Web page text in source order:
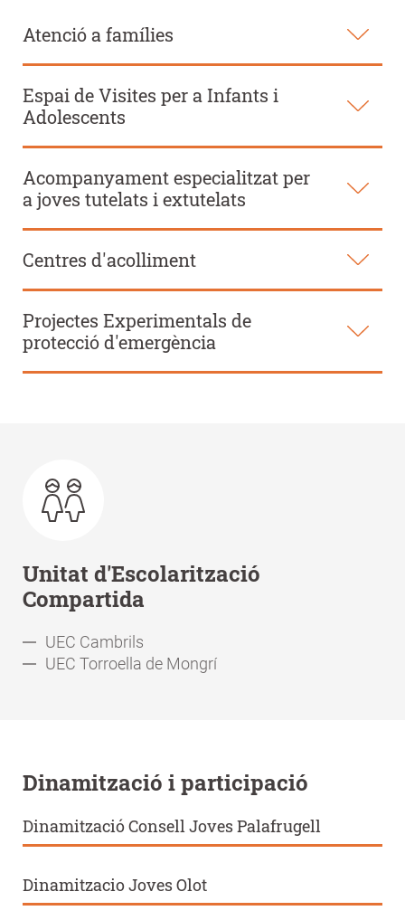
Atenció a famílies
Espai de Visites per a Infants i
Adolescents
Acompanyament especialitzat per
a joves tutelats i extutelats
Centres d'acolliment
Projectes Experimentals de
protecció d'emergència
Unitat d'Escolarització
Compartida
UEC Cambrils
UEC Torroella de Mongrí
Dinamització i participació
Dinamització Consell Joves Palafrugell
Dinamitzacio Joves Olot